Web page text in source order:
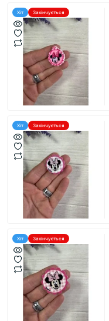
Хіт Закінчується
Хіт Закінчується
Хіт Закінчується